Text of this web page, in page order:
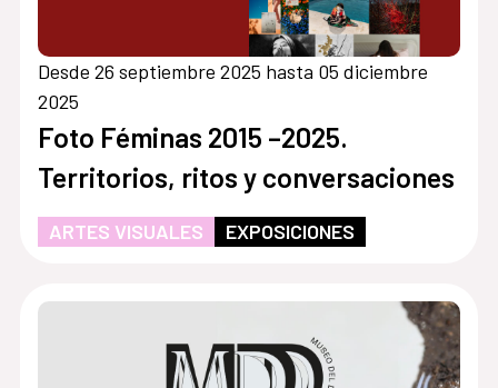
Desde 26 septiembre 2025 hasta 05 diciembre
2025
Foto Féminas 2015 –2025.
Territorios, ritos y conversaciones
ARTES VISUALES EXPOSICIONES